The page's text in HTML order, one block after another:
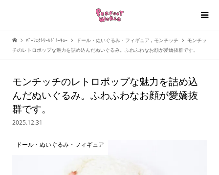
ﾊﾟｰﾌｪｸﾄﾜｰﾙﾄﾞﾄｰｷｮｰ ドール・ぬいぐるみ・フィギュア , モンチッチ
モンチッ
チのレトロポップな魅力を詰め込んだぬいぐるみ。ふわふわなお顔が愛嬌抜群です。
モンチッチのレトロポップな魅力を詰め込
んだぬいぐるみ。ふわふわなお顔が愛嬌抜
群です。
2025.12.31
ドール・ぬいぐるみ・フィギュア